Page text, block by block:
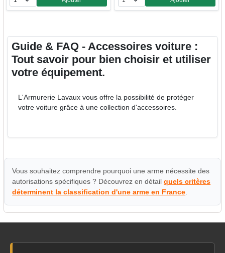
Quantité Quantité
Guide & FAQ - Accessoires voiture :
Tout savoir pour bien choisir et utiliser
votre équipement.
L'Armurerie Lavaux vous offre la possibilité de protéger
votre voiture grâce à une collection d'accessoires.
Vous souhaitez comprendre pourquoi une arme nécessite des
autorisations spécifiques ? Découvrez en détailquels critères
déterminent la classification d'une arme en France